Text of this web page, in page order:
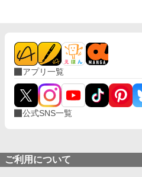
アプリ一覧
公式SNS一覧
ご利用について